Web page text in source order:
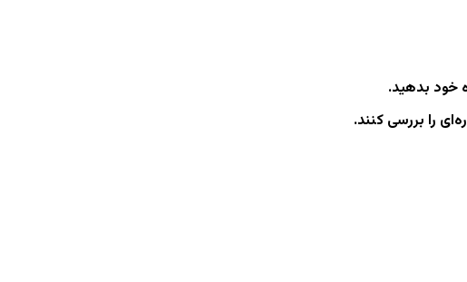
خود بدهید.
را بررسی کنند.